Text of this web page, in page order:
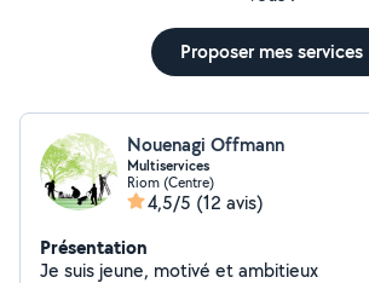
Proposer mes services
Nouenagi Offmann
Multiservices
Riom (Centre)
4,5/5 (12 avis)
Présentation
Je suis jeune, motivé et ambitieux